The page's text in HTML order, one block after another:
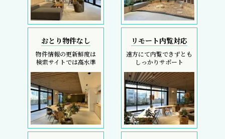
おとり物件なし
物件情報の更新鮮度は
検索サイトでは高水準
リモート内覧対応
遠方にて内覧できずとも
しっかりサポート